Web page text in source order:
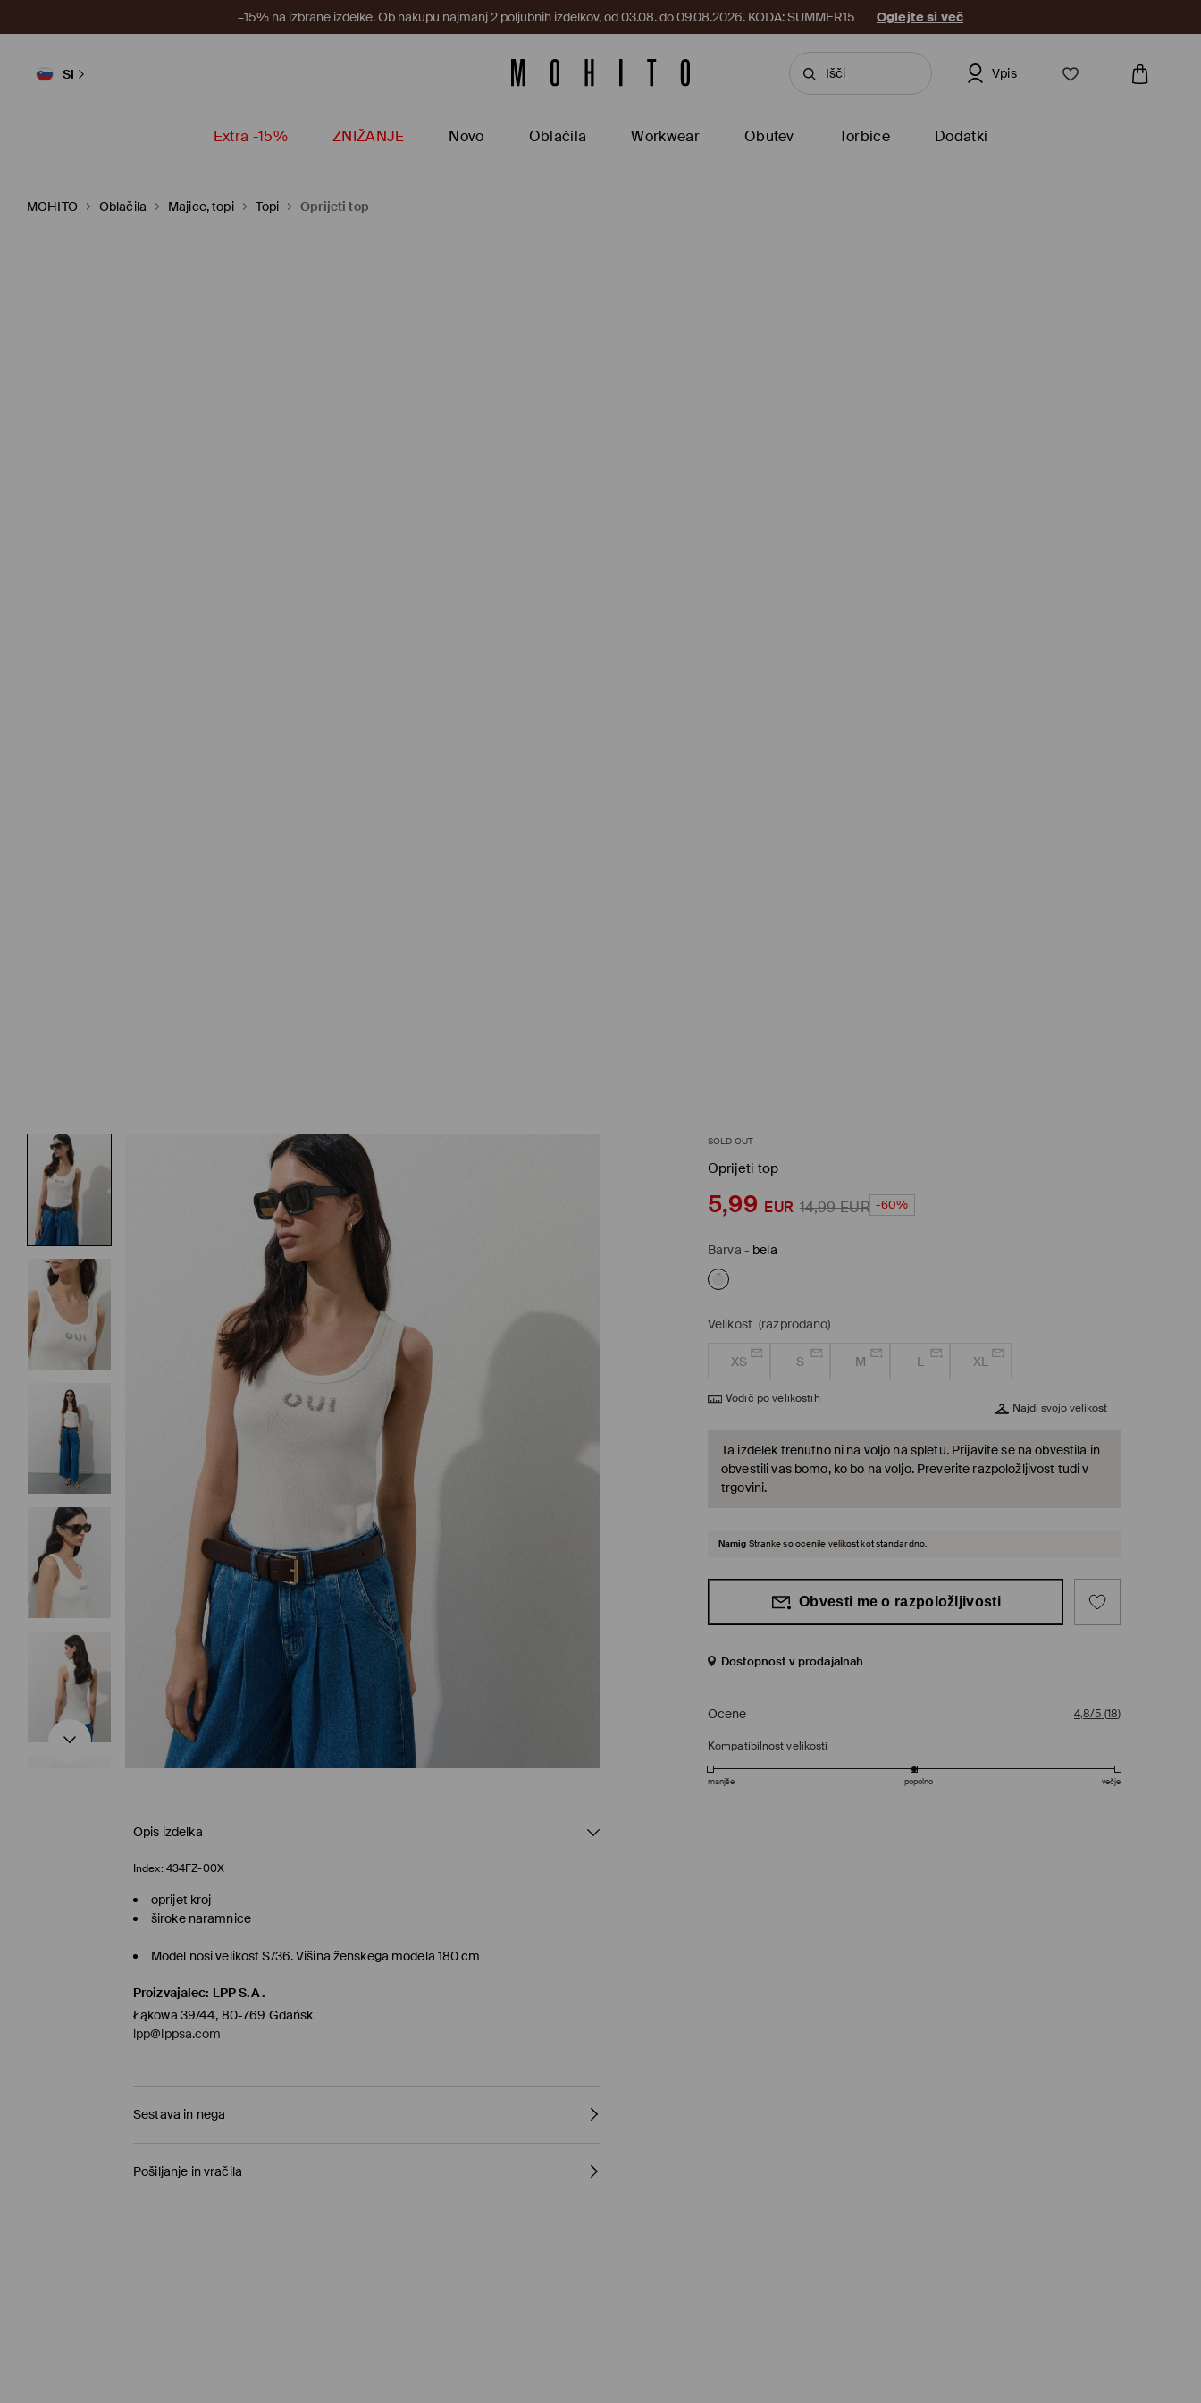
–15% na izbrane izdelke. Ob nakupu najmanj 2 poljubnih izdelkov, od 03.08. do 09.08.2026. KODA: SUMMER15 Oglejte si več
SI Vpis
Extra -15% ZNIŽANJE Novo Oblačila Workwear Obutev Torbice Dodatki
MOHITO Oblačila Majice, topi Topi Oprijeti top
SOLD OUT
Oprijeti top
5,99 EUR 14,99EUR -60%
Barva - bela
Velikost (razprodano)
XS S M L XL
Vodič po velikostih
Najdi svojo velikost
Ta izdelek trenutno ni na voljo na spletu. Prijavite se na obvestila in
obvestili vas bomo, ko bo na voljo. Preverite razpoložljivost tudi v
trgovini.
Namig Stranke so ocenile velikost kot standardno.
Obvesti me o razpoložljivosti
Dostopnost v prodajalnah
Ocene 4,8/5 (18)
Kompatibilnost velikosti
manjše popolno večje
Opis izdelka
Index: 434FZ-00X
oprijet kroj
široke naramnice
Model nosi velikost S/36. Višina ženskega modela 180 cm
Proizvajalec: LPP S.A.
Łąkowa 39/44, 80-769 Gdańsk
lpp@lppsa.com
Sestava in nega
Pošiljanje in vračila